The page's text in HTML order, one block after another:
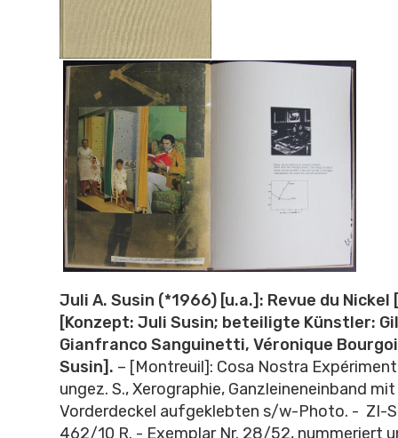
Juli A. Susin (*1966) [u.a.]: Revue du Nickel
[Konzept: Juli Susin; beteiligte Künstler:
Gianfranco Sanguinetti, Véronique
Susin]. – [Montreuil]: Cosa Nostra
ungez. S., Xerographie, Ganzleineneinband
Vorderdeckel aufgeklebten s/w-Photo. - ZI-
462/10 R. - Exemplar Nr. 28/52, nummeriert